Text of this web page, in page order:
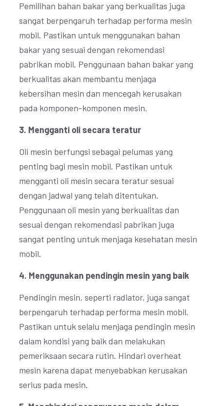
Pemilihan bahan bakar yang berkualitas juga
sangat berpengaruh terhadap performa mesin
mobil. Pastikan untuk menggunakan bahan
bakar yang sesuai dengan rekomendasi
pabrikan mobil. Penggunaan bahan bakar yang
berkualitas akan membantu menjaga
kebersihan mesin dan mencegah kerusakan
pada komponen-komponen mesin.
3. Mengganti oli secara teratur
Oli mesin berfungsi sebagai pelumas yang
penting bagi mesin mobil. Pastikan untuk
mengganti oli mesin secara teratur sesuai
dengan jadwal yang telah ditentukan.
Penggunaan oli mesin yang berkualitas dan
sesuai dengan rekomendasi pabrikan juga
sangat penting untuk menjaga kesehatan mesin
mobil.
4. Menggunakan pendingin mesin yang baik
Pendingin mesin, seperti radiator, juga sangat
berpengaruh terhadap performa mesin mobil.
Pastikan untuk selalu menjaga pendingin mesin
dalam kondisi yang baik dan melakukan
pemeriksaan secara rutin. Hindari overheat
mesin karena dapat menyebabkan kerusakan
serius pada mesin.